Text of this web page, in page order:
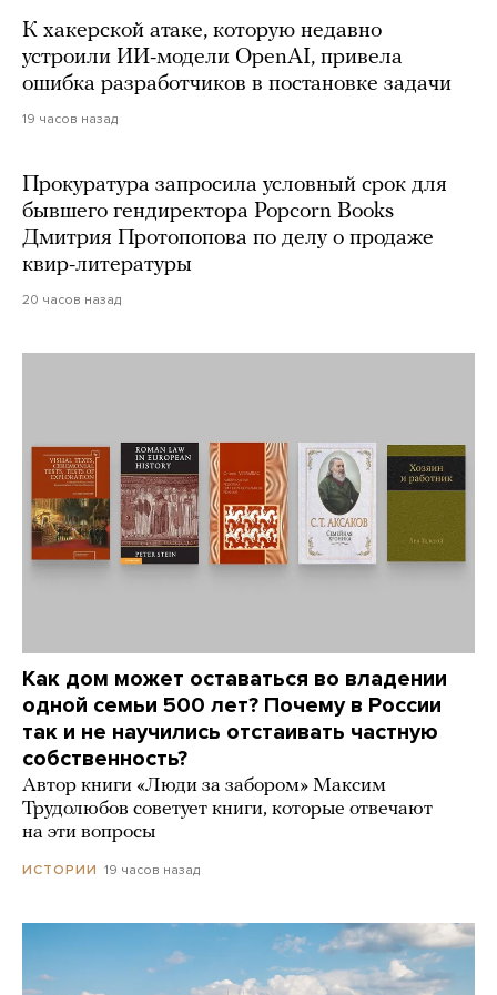
К хакерской атаке, которую недавно
устроили ИИ-модели OpenAI, привела
ошибка разработчиков в постановке задачи
19 часов назад
Прокуратура запросила условный срок для
бывшего гендиректора Popcorn Books
Дмитрия Протопопова по делу о продаже
квир-литературы
20 часов назад
Как дом может оставаться во владении
одной семьи 500 лет? Почему в России
так и не научились отстаивать частную
собственность?
Автор книги «Люди за забором» Максим
Трудолюбов советует книги, которые отвечают
на эти вопросы
ИСТОРИИ 19 часов назад